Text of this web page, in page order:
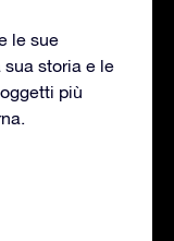
le sue
storia e le
più